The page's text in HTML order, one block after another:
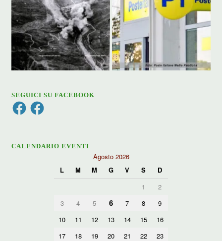
SEGUICI SU FACEBOOK
FacebookFacebook
CALENDARIO EVENTI
Agosto 2026
L
M M G V S
D
1
2
3
4 5 6 7 8
9
10
11 12 13 14 15
16
17
18 19 20 21 22
23